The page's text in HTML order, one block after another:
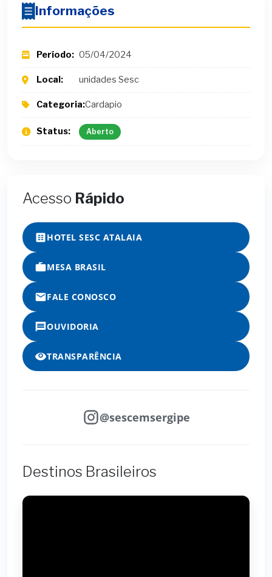
Informações
Período: 05/04/2024
Local: unidades Sesc
Categoria:Cardapio
Status: Aberto
Acesso Rápido
HOTEL SESC ATALAIA
MESA BRASIL
FALE CONOSCO
OUVIDORIA
TRANSPARÊNCIA
@sescemsergipe
Destinos Brasileiros